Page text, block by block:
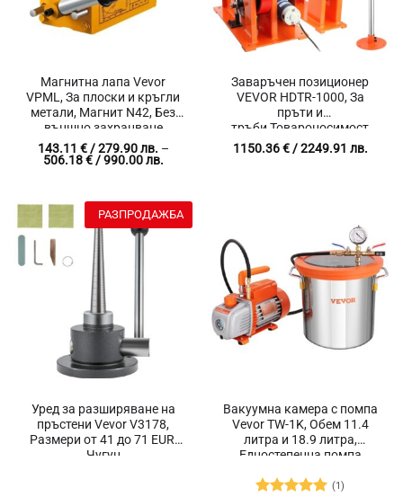
Магнитна лапа Vevor
VPML, За плоски и кръгли
метали, Магнит N42, Без
външно захранване
143.11 €/ 279.90 лв. –
506.18€/ 990.00 лв.
279.90 лв.
through
506.18 €
990.00 лв.
Заваръчен позиционер
VEVOR HDTR-1000, За
пръти и
тръби,Товароносимост
1000 кг, Скорост на
въртене от 80 до 1600 мм в
1150.36€/ 2249.91 лв.
Уред за разширяване на
пръстени Vevor V3178,
Размери от 41 до 71 EUR,
Чугун
РАЗПРОДАЖБА
Вакуумна камера с помпа
Vevor TW-1K, Обем 11.4
литра и 18.9 литра,
Едностепенна помпа
(1)